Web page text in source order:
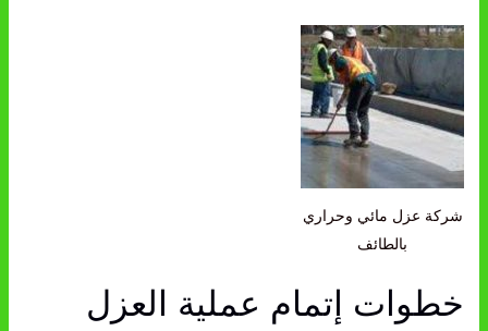
شركة عزل مائي وحراري
بالطائف
خطوات إتمام عملية العزل